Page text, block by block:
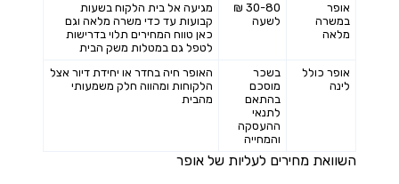
אופר
במשרה
מלאה
30-80 ₪
לשעה
מגיעה אל בית הלקוח בשעות
קבועות עד כדי משרה מלאה וגם
כאן טווח המחירים תלוי בדרישות
לטפל גם במטלות משק הבית
אופר כולל
לינה
בשכר
מוסכם
בהתאם
לתנאי
ההעסקה
והמחייה
האופר חיה בחדר או יחידת דיור אצל
הלקוחות ומהווה חלק משמעותי
מהבית
השוואת מחירים לעליות של אופר